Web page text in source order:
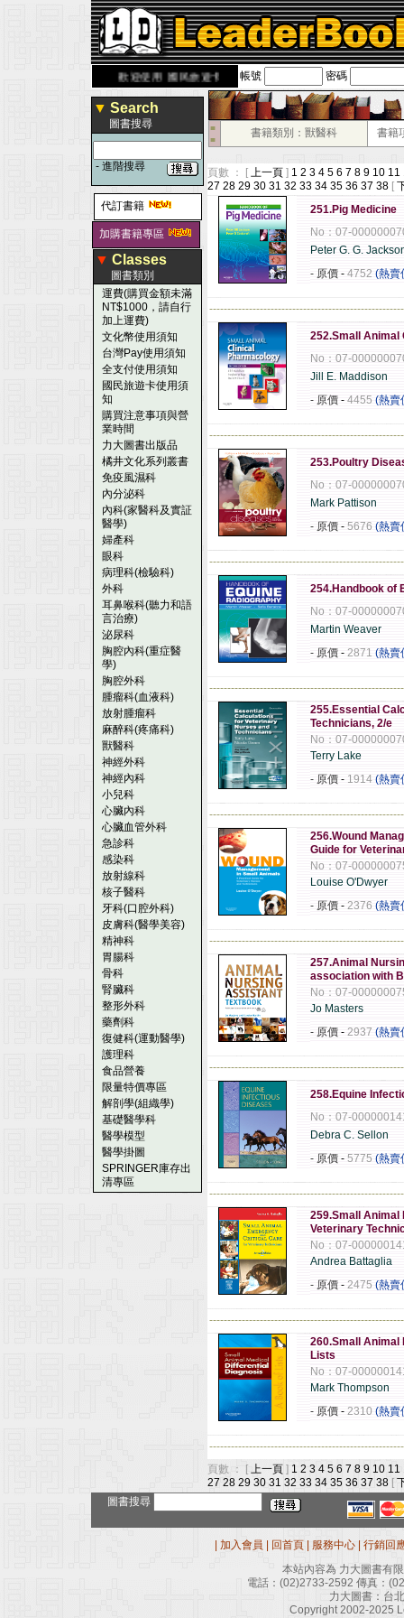
歡迎使用 國民旅遊卡！！ 帳號 密碼
▼ Search
圖書搜尋
- 進階搜尋
代訂書籍
加購書籍專區
▼ Classes
圖書類別
運費(購買金額未滿
NT$1000，請自行
加上運費)
文化幣使用須知
台灣Pay使用須知
全支付使用須知
國民旅遊卡使用須
知
購買注意事項與營
業時間
力大圖書出版品
橘井文化系列叢書
免疫風濕科
內分泌科
內科(家醫科及實証
醫學)
婦產科
眼科
病理科(檢驗科)
外科
耳鼻喉科(聽力和語
言治療)
泌尿科
胸腔內科(重症醫
學)
胸腔外科
腫瘤科(血液科)
放射腫瘤科
麻醉科(疼痛科)
獸醫科
神經外科
神經內科
小兒科
心臟內科
心臟血管外科
急診科
感染科
放射線科
核子醫科
牙科(口腔外科)
皮膚科(醫學美容)
精神科
胃腸科
骨科
腎臟科
整形外科
藥劑科
復健科(運動醫學)
護理科
食品營養
限量特價專區
解剖學(組織學)
基礎醫學科
醫學模型
醫學掛圖
SPRINGER庫存出
清專區
■
■
書籍類別：獸醫科 書籍
頁數 ： [ 上一頁 ] 1 2 3 4 5 6 7 8 9 10 11
27 28 29 30 31 32 33 34 35 36 37 38 [
251.Pig Medicine
No：07-
Peter G. G.
- 原價 - 4752 (熱賣
252.Small Animal
No：07-
Jill E. Maddison
- 原價 - 4455 (熱賣
253.Poultry
No：07-
Mark Pattison
- 原價 - 5676 (熱賣
254.Handbook of
No：07-
Martin Weaver
- 原價 - 2871 (熱賣
255.Essential
Technicians, 2/e
No：07-
Terry Lake
- 原價 - 1914 (熱賣
256.Wound
Guide for
No：07-
Louise O'Dwyer
- 原價 - 2376 (熱賣
257.Animal
association with
No：07-
Jo Masters
- 原價 - 2937 (熱賣
258.Equine
No：07-
Debra C. Sellon
- 原價 - 5775 (熱賣
259.Small
Veterinary
No：07-
Andrea Battaglia
- 原價 - 2475 (熱賣
260.Small Animal
Lists
No：07-
Mark Thompson
- 原價 - 2310 (熱賣
頁數 ： [ 上一頁 ] 1 2 3 4 5 6 7 8 9 10 11
27 28 29 30 31 32 33 34 35 36 37 38 [
圖書搜尋
加入會員 回首頁 服務中心
行銷回
本站內容為 力大圖書有
電話： (02)2733-2592 傳真：
力大圖書：台
Copyright 2002-2025